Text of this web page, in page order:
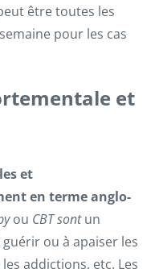
être toutes les
pour les cas
et
et
en terme anglo-
ou CBT sontun
ou à apaiser les
addictions, etc. Les